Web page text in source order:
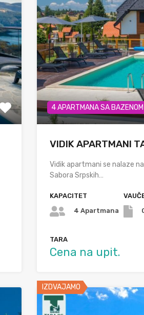
4 APARTMANA SA BAZENOM
VIDIK APARTMANI
Vidik apartmani se nalaze
Sabora Srpskih…
KAPACITET
4 Apartmana
TARA
Cena na upit.
IZDVAJAMO